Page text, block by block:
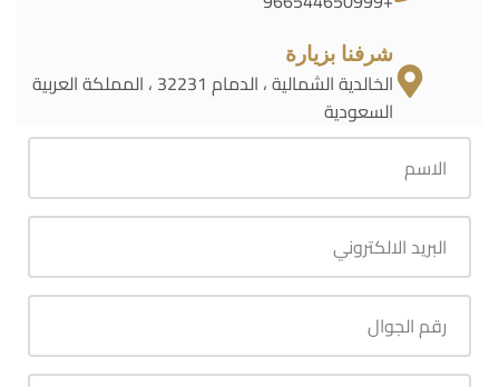
شرفنا بزيارة
الخالدية الشمالية ، الدمام 32231 ، المملكة العربية
السعودية